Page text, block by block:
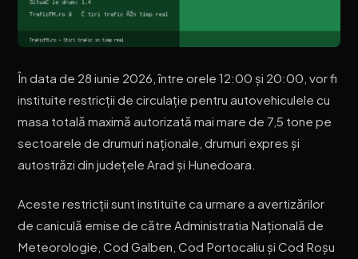
În data de 28 iunie 2026, între orele 12:00 și 20:00, vor fi
instituite restricții de circulație pentru autovehiculele cu
masa totală maximă autorizată mai mare de 7,5 tone pe
sectoarele de drumuri naționale, drumuri expres și
autostrăzi din județele Arad și Hunedoara.
Aceste restricții sunt instituite ca urmare a avertizărilor
de caniculă emise de către Administratia Națională de
Meteorologie, Cod Galben, Cod Portocaliu și Cod Roșu